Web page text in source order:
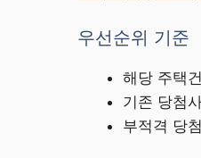
우선순위 기준
해당 주택
기존 당첨
부적격 당